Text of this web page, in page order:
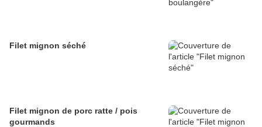
Filet mignon séché
Filet mignon de porc ratte / pois
gourmands